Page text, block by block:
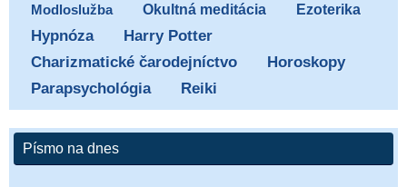
Modloslužba
Okultná meditácia Ezoterika
Hypnóza
Harry Potter
Charizmatické čarodejníctvo
Horoskopy
Parapsychológia
Reiki
Písmo na dnes